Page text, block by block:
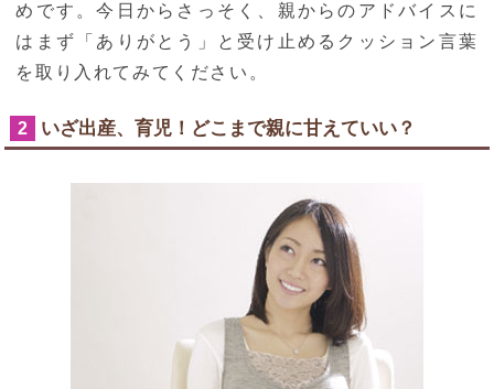
めです。今日からさっそく、親からのアドバイスに
はまず「ありがとう」と受け止めるクッション言葉
を取り入れてみてください。
2 いざ出産、育児！どこまで親に甘えていい？